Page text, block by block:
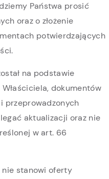
Państwa prosić
oraz o złożenie
potwierdzających
na podstawie
dokumentów
przeprowadzonych
aktualizacji oraz nie
w art. 66
nie stanowi oferty